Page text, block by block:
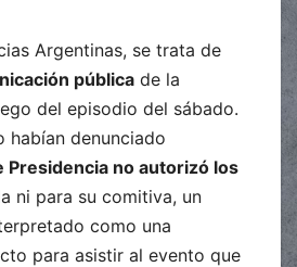
Argentinas, se trata de
pública de la
del episodio del sábado.
habían denunciado
Presidencia no autorizó los
ni para su comitiva, un
como una
para asistir al evento que